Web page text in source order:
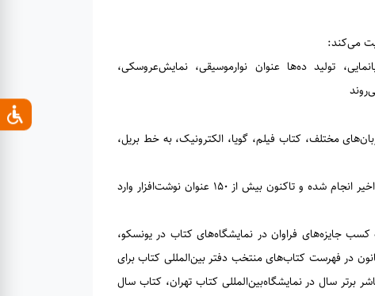
می‌کند:
توليد ده‌ها عنوان نوار‌موسيقی، نمايش‌عروسكی،
کانون در بیش از ٥٠ سال فعالیت خود، 2701عنوان كتاب تا سال1398 به زبان‌های مختلف، کتاب فیلم،‌ گویا، الکترونیک، به خط بریل،
تولید سه مجموعه از دفاتر ایرانی‌اسلامی از دیگر فعالیت‌هایی است که در چند سال اخیر انجام شده و تاکنون بیش از ۱۵۰ عنوان نوشت‌افزار وارد
جایزه‌های فراوان در نمایشگاه‌های کتاب در یونسکو،
کانون در فهرست کتاب‌های منتخب دفتر بین‌المللی کتاب برای
برتر سال در نمایشگاه‌بین‌المللی کتاب تهران، کتاب سال